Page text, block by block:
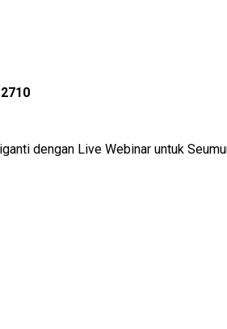
dengan Live Webinar untuk